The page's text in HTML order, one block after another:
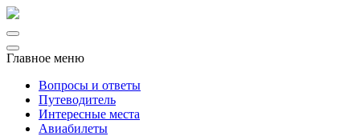
Главное меню
Вопросы и ответы
Путеводитель
Интересные места
Авиабилеты